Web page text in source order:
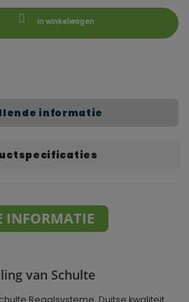
In winkelwagen
informatie
INFORMATIE
van Schulte
Regalsysteme. Duitse kwaliteit